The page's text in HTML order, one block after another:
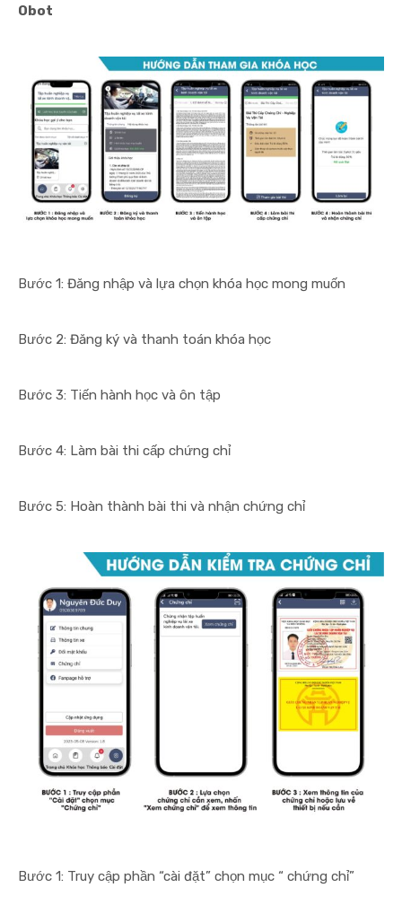
Obot
Bước 1: Đăng nhập và lựa chọn khóa học mong muốn
Bước 2: Đăng ký và thanh toán khóa học
Bước 3: Tiến hành học và ôn tập
Bước 4: Làm bài thi cấp chứng chỉ
Bước 5: Hoàn thành bài thi và nhận chứng chỉ
Bước 1: Truy cập phần “cài đặt” chọn mục “ chứng chỉ”